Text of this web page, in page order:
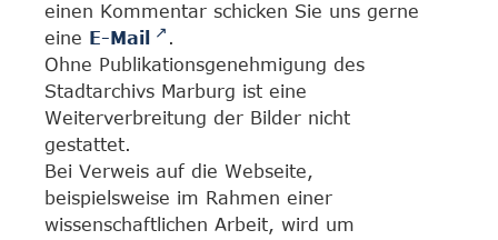
einen Kommentar schicken Sie uns gerne
eine E-Mail
.
Ohne Publikationsgenehmigung des
Stadtarchivs Marburg ist eine
Weiterverbreitung der Bilder nicht
gestattet.
Bei Verweis auf die Webseite,
beispielsweise im Rahmen einer
wissenschaftlichen Arbeit, wird um